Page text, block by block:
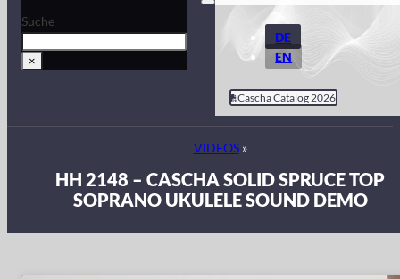
Suche
×
DE
EN
Cascha Catalog 2026
VIDEOS»
HH 2148 – CASCHA SOLID SPRUCE TOP
SOPRANO UKULELE SOUND DEMO